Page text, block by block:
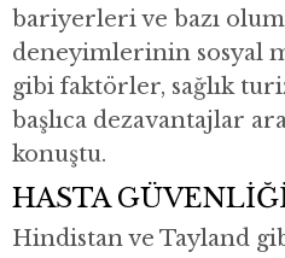
bariyerleri ve bazı
deneyimlerinin sosyal
gibi faktörler, sağlık
başlıca dezavantajlar
konuştu.
HASTA
Hindistan ve Tayland